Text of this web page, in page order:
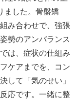
ました。骨盤矯
み合わせで、強張
勢のアンバランス
は、症状の仕組み
ケアまでを、コン
して「気のせい」
応です。一緒に整